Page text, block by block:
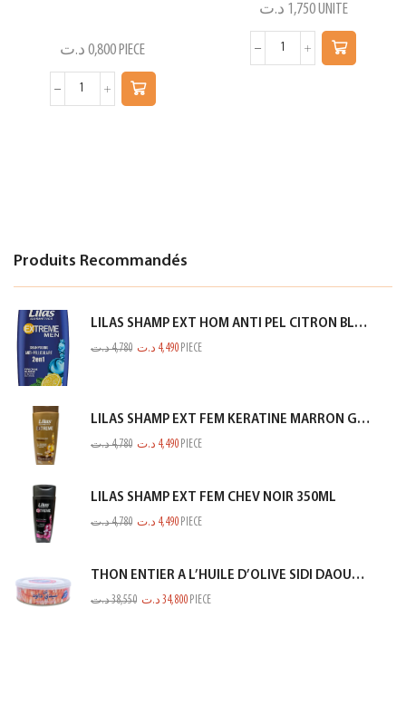
0,800 د.ت PIECE
1,750 د.ت UNITE
Produits Recommandés
LILAS SHAMP EXT HOM ANTI PEL CITRON BLEU 350ML
4,780د.ت 4,490 د.ت PIECE
LILAS SHAMP EXT FEM KERATINE MARRON GOLD 350ML
4,780د.ت 4,490 د.ت PIECE
LILAS SHAMP EXT FEM CHEV NOIR 350ML
4,780د.ت 4,490 د.ت PIECE
THON ENTIER A L’HUILE D’OLIVE SIDI DAOUD 950G
38,550د.ت 34,800 د.ت PIECE